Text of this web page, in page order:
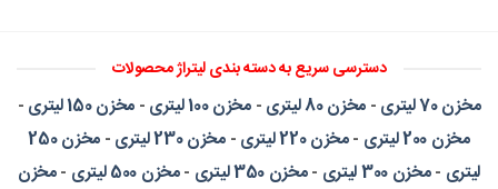
دسترسی سریع به دسته بندی لیتراژ محصولات
مخزن 70 لیتری - مخزن 80 لیتری -مخزن 100 لیتری -مخزن 150 لیتری
-
مخزن 200 لیتری
-مخزن 220 لیتری -مخزن 230 لیتری -
مخزن 250
لیتری -مخزن 300 لیتری -مخزن 350 لیتری -مخزن 500 لیتری -مخزن